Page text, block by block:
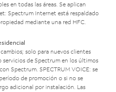
en todas las áreas. Se aplican
Spectrum Internet está respaldado
mediante una red HFC.
solo para nuevos clientes
de Spectrum en los últimos
Spectrum. SPECTRUM VOICE: se
de promoción o si no se
adicional por instalación. Las